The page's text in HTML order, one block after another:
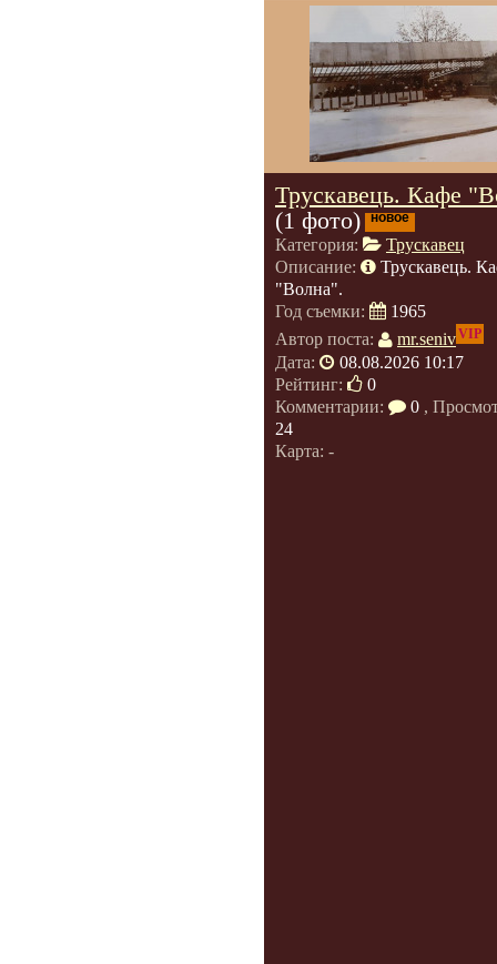
Трускавець. Кафе
(1 фото)
новое
Категория:
Трускавец
Описание:
Трускавець.
"Волна".
Год съемки:
1965
Автор поста:
mr.senivVIP
Дата:
08.08.2026 10:17
Рейтинг:
0
Комментарии:
0 ,
24
Карта: -